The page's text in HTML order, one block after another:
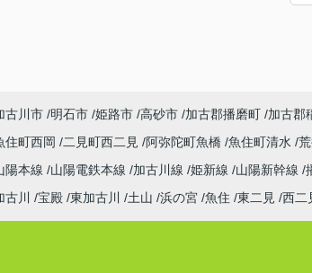
ら遊
古川市 明石市 姫路市 高砂市 加古郡播磨町 加古郡
住町西岡 二見町西二見 阿弥陀町魚橋 魚住町清水
陽本線 山陽電鉄本線 加古川線 姫新線 山陽新幹線
古川 宝殿 東加古川 土山 浜の宮 魚住 東二見 西二